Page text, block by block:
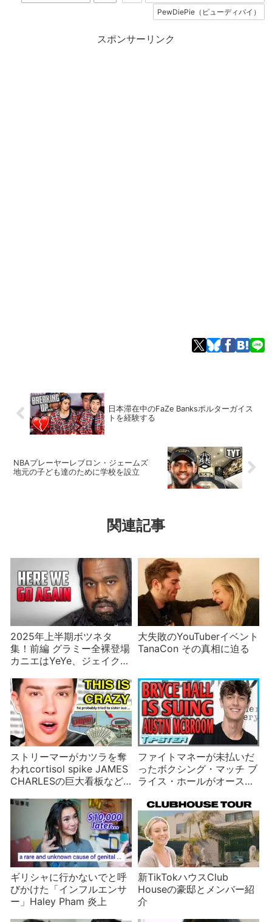
PewDiePie（ピューディパイ）
スポンサーリンク
日本滞在中のFaZe Banksポルターガイス
トを経験する
NBAプレーヤーレブロン・ジェームズ
地元の子ども達のために学校を設立
関連記事
2025年上半期ボツネタ
集！前編 グラミー全裸登場
カニエはYeYe、ジェイク・
大失敗のYouTuberイベント
TanaCon その真相に迫る
ストリーマーがカツラを奪
われcortisol spike JAMES
CHARLESの巨大看板など2
ース
ファイトマネーが未払いだ
ったボクシング・マッチ ブ
ライス・ホールがオーステ
る可能性も浮上
ギリシャに行かないでと呼
びかけた「インフルエンサ
ー」Haley Pham 炎上
新TikTokハウスClub
Houseの豪邸とメンバー紹
介